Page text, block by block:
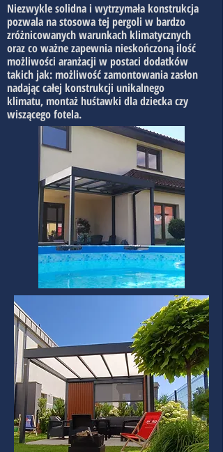
Niezwykle solidna i wytrzymała konstrukcja
pozwala na stosowa tej pergoli w bardzo
zróżnicowanych warunkach klimatycznych
oraz co ważne zapewnia nieskończoną ilość
możliwości aranżacji w postaci dodatków
takich jak: możliwość zamontowania zasłon
nadając całej konstrukcji unikalnego
klimatu, montaż huśtawki dla dziecka czy
wiszącego fotela.